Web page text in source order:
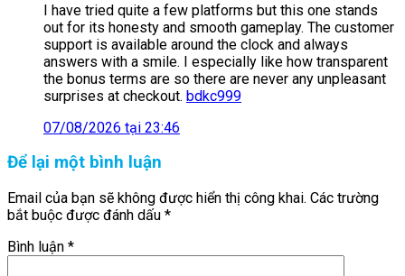
I have tried quite a few platforms but this one stands
out for its honesty and smooth gameplay. The customer
support is available around the clock and always
answers with a smile. I especially like how transparent
the bonus terms are so there are never any unpleasant
surprises at checkout. bdkc999
07/08/2026 tại 23:46
Để lại một bình luận
Email của bạn sẽ không được hiển thị công khai. Các trường
bắt buộc được đánh dấu *
Bình luận *